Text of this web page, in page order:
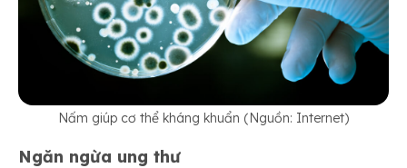
Nấm giúp cơ thể kháng khuẩn (Nguồn: Internet)
Ngăn ngừa ung thư